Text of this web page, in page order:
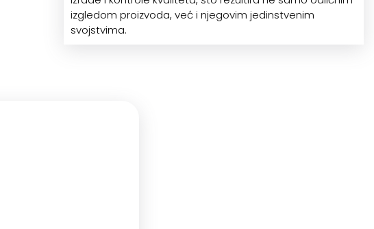
izgledom proizvoda, već i njegovim jedinstvenim
svojstvima.